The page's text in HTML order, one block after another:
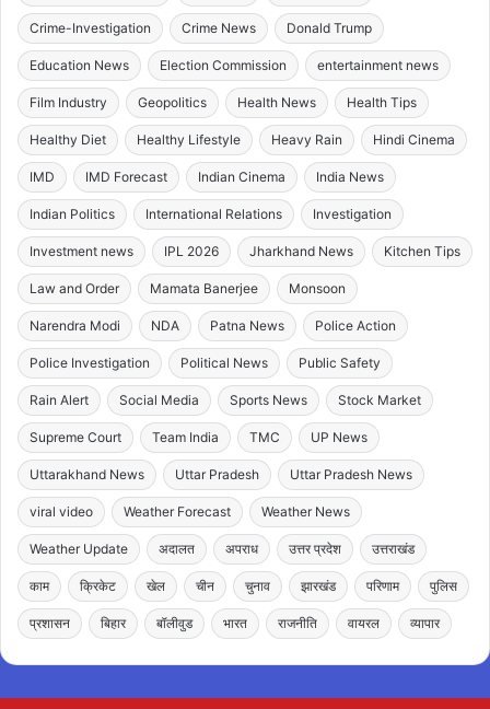
Crime-Investigation Crime News Donald Trump
Education News Election Commission entertainment news
Film Industry Geopolitics Health News Health Tips
Healthy Diet Healthy Lifestyle Heavy Rain Hindi Cinema
IMD IMD Forecast Indian Cinema India News
Indian Politics International Relations Investigation
Investment news IPL 2026 Jharkhand News Kitchen Tips
Law and Order Mamata Banerjee Monsoon
Narendra Modi NDA Patna News Police Action
Police Investigation Political News Public Safety
Rain Alert Social Media Sports News Stock Market
Supreme Court Team India TMC UP News
Uttarakhand News Uttar Pradesh Uttar Pradesh News
viral video Weather Forecast Weather News
Weather Update अदालत अपराध उत्तर प्रदेश उत्तराखंड
काम क्रिकेट खेल चीन चुनाव झारखंड परिणाम पुलिस
प्रशासन बिहार बॉलीवुड भारत राजनीति वायरल व्यापार